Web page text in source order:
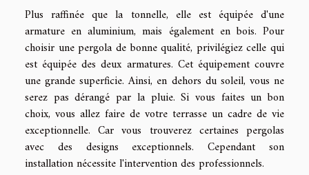
Plus raffinée que la tonnelle, elle est équipée d'une
armature en aluminium, mais également en bois. Pour
choisir une pergola de bonne qualité, privilégiez celle qui
est équipée des deux armatures. Cet équipement couvre
une grande superficie. Ainsi, en dehors du soleil, vous ne
serez pas dérangé par la pluie. Si vous faites un bon
choix, vous allez faire de votre terrasse un cadre de vie
exceptionnelle. Car vous trouverez certaines pergolas
avec des designs exceptionnels. Cependant son
installation nécessite l'intervention des professionnels.